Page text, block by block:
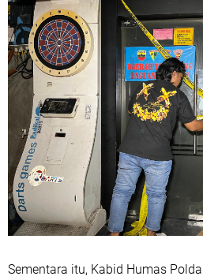
Sementara itu, Kabid Humas